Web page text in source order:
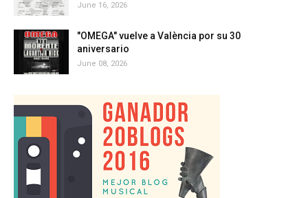
June 16, 2026
"OMEGA" vuelve a València por su 30
aniversario
June 08, 2026